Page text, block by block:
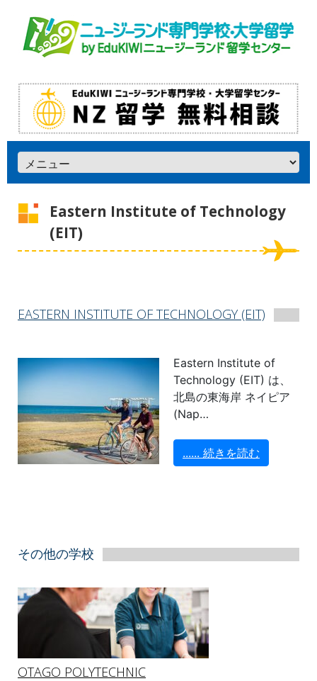
Eastern Institute of Technology
(EIT)
EASTERN INSTITUTE OF TECHNOLOGY (EIT)
Eastern Institute of
Technology (EIT) は、
北島の東海岸 ネイピア
(Nap…
...... 続きを読む
その他の学校
OTAGO POLYTECHNIC